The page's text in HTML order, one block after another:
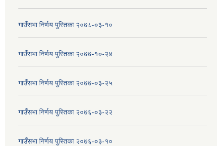
गाउँसभा निर्णय पुस्तिका २०७८-०३-१०
गाउँसभा निर्णय पुस्तिका २०७७-१०-२४
गाउँसभा निर्णय पुस्तिका २०७७-०३-२५
गाउँसभा निर्णय पुस्तिका २०७६-०३-२२
गाउँसभा निर्णय पुस्तिका २०७६-०३-१०